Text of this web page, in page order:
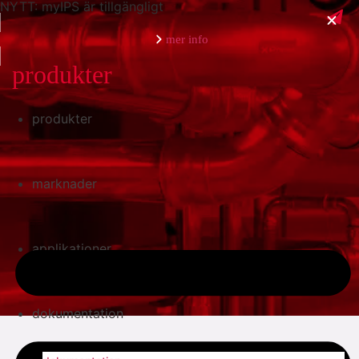
NYTT: myIPS är tillgängligt
mer info
stäng
produkter
marknader
applikationer
dokumentation
produkter